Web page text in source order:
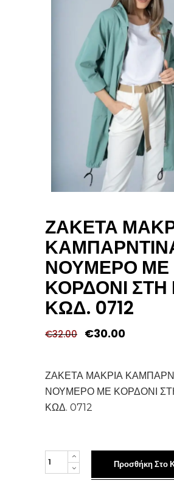
ΖΑΚΕΤΑ
ΝΟΥΜΕΡΟ ΜΕ
ΚΟΡΔΟΝΙ
ΚΩΔ. 0712
€32.00 Original
€30.00Η
€30.00.
ΖΑΚΕΤΑ ΜΑΚΡΙΑ
ΝΟΥΜΕΡΟ ΜΕ ΚΟΡΔΟΝΙ
ΚΩΔ. 0712
ΖΑΚΕΤΑ
ΜΑΚΡΙΑ
Προσθήκη Στο